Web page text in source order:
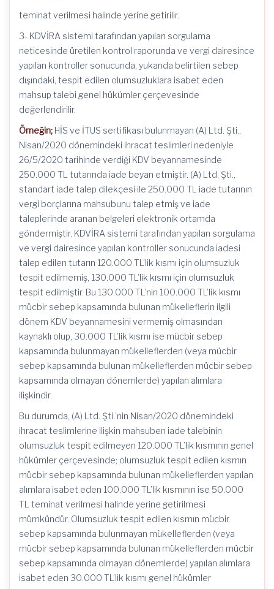
teminat verilmesi halinde yerine getirilir.
3- KDVİRA sistemi tarafından yapılan sorgulama
neticesinde üretilen kontrol raporunda ve vergi dairesince
yapılan kontroller sonucunda, yukarıda belirtilen sebep
dışındaki, tespit edilen olumsuzluklara isabet eden
mahsup talebi genel hükümler çerçevesinde
değerlendirilir.
Örneğin; HİS ve İTUS sertifikası bulunmayan (A) Ltd. Şti.,
Nisan/2020 dönemindeki ihracat teslimleri nedeniyle
26/5/2020 tarihinde verdiği KDV beyannamesinde
250.000 TL tutarında iade beyan etmiştir. (A) Ltd. Şti.,
standart iade talep dilekçesi ile 250.000 TL iade tutarının
vergi borçlarına mahsubunu talep etmiş ve iade
taleplerinde aranan belgeleri elektronik ortamda
göndermiştir. KDVİRA sistemi tarafından yapılan sorgulama
ve vergi dairesince yapılan kontroller sonucunda iadesi
talep edilen tutarın 120.000 TL’lik kısmı için olumsuzluk
tespit edilmemiş, 130.000 TL’lik kısmı için olumsuzluk
tespit edilmiştir. Bu 130.000 TL’nin 100.000 TL’lik kısmı
mücbir sebep kapsamında bulunan mükelleflerin ilgili
dönem KDV beyannamesini vermemiş olmasından
kaynaklı olup, 30.000 TL’lik kısmı ise mücbir sebep
kapsamında bulunmayan mükelleflerden (veya mücbir
sebep kapsamında bulunan mükelleflerden mücbir sebep
kapsamında olmayan dönemlerde) yapılan alımlara
ilişkindir.
Bu durumda, (A) Ltd. Şti.’nin Nisan/2020 dönemindeki
ihracat teslimlerine ilişkin mahsuben iade talebinin
olumsuzluk tespit edilmeyen 120.000 TL’lik kısmının genel
hükümler çerçevesinde; olumsuzluk tespit edilen kısmın
mücbir sebep kapsamında bulunan mükelleflerden yapılan
alımlara isabet eden 100.000 TL’lik kısmının ise 50.000
TL teminat verilmesi halinde yerine getirilmesi
mümkündür. Olumsuzluk tespit edilen kısmın mücbir
sebep kapsamında bulunmayan mükelleflerden (veya
mücbir sebep kapsamında bulunan mükelleflerden mücbir
sebep kapsamında olmayan dönemlerde) yapılan alımlara
isabet eden 30.000 TL’lik kısmı genel hükümler